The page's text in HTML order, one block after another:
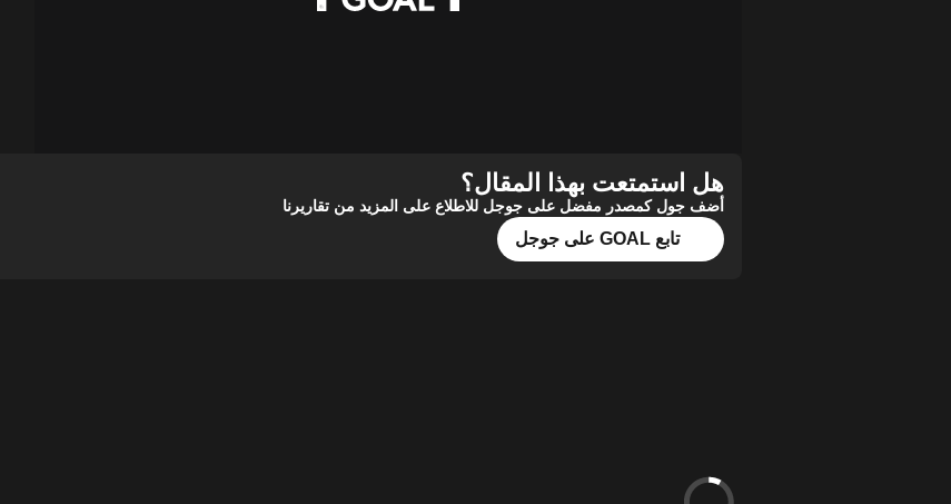
هل استمتعت بهذا المقال؟
أضف جول كمصدر مفضل على جوجل للاطلاع على المزيد من تقاريرنا
تابع GOAL على جوجل